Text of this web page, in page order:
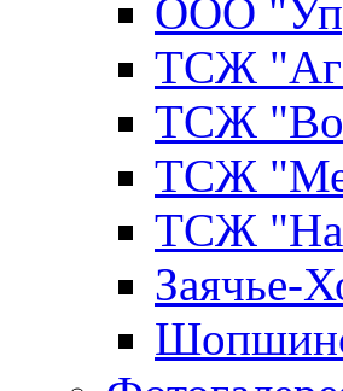
ООО
ТСЖ
ТСЖ
ТСЖ
ТСЖ